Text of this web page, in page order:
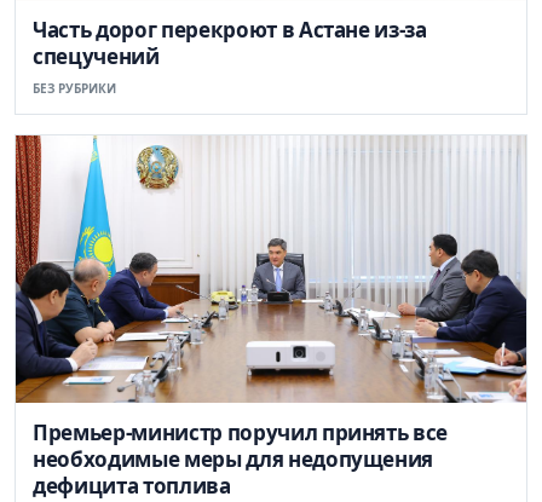
Часть дорог перекроют в Астане из-за
спецучений
БЕЗ РУБРИКИ
Премьер-министр поручил принять все
необходимые меры для недопущения
дефицита топлива